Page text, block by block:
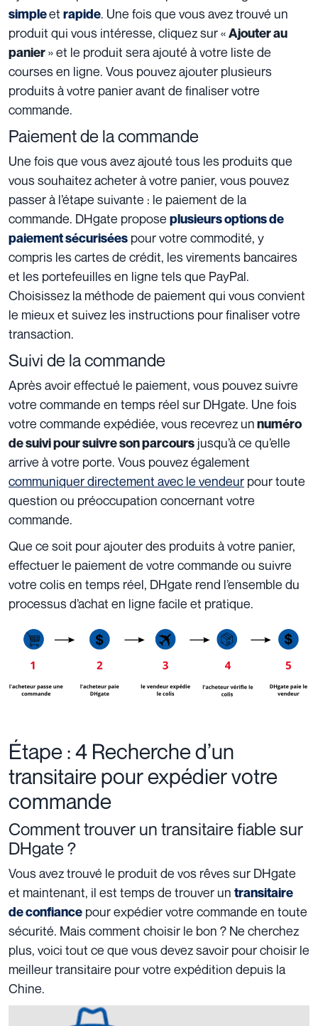
simpleet rapide. Une fois que vous avez trouvé un
produit qui vous intéresse, cliquez sur «Ajouter au
panier» et le produit sera ajouté à votre liste de
courses en ligne. Vous pouvez ajouter plusieurs
produits à votre panier avant de finaliser votre
commande.
Paiement de la commande
Une fois que vous avez ajouté tous les produits que
vous souhaitez acheter à votre panier, vous pouvez
passer à l’étape suivante : le paiement de la
commande. DHgate propose plusieurs options de
paiement sécurisées pour votre commodité, y
compris les cartes de crédit, les virements bancaires
et les portefeuilles en ligne tels que PayPal.
Choisissez la méthode de paiement qui vous convient
le mieux et suivez les instructions pour finaliser votre
transaction.
Suivi de la commande
Après avoir effectué le paiement, vous pouvez suivre
votre commande en temps réel sur DHgate. Une fois
votre commande expédiée, vous recevrez unnuméro
de suivi pour suivre son parcours jusqu’à ce qu’elle
arrive à votre porte. Vous pouvez également
communiquer directement avec le vendeur pour toute
question ou préoccupation concernant votre
commande.
Que ce soit pour ajouter des produits à votre panier,
effectuer le paiement de votre commande ou suivre
votre colis en temps réel, DHgate rend l’ensemble du
processus d’achat en ligne facile et pratique.
Étape : 4 Recherche d’un
transitaire pour expédier votre
commande
Comment trouver un transitaire fiable sur
DHgate ?
Vous avez trouvé le produit de vos rêves sur DHgate
et maintenant, il est temps de trouver un transitaire
de confiance pour expédier votre commande en toute
sécurité. Mais comment choisir le bon ? Ne cherchez
plus, voici tout ce que vous devez savoir pour choisir le
meilleur transitaire pour votre expédition depuis la
Chine.